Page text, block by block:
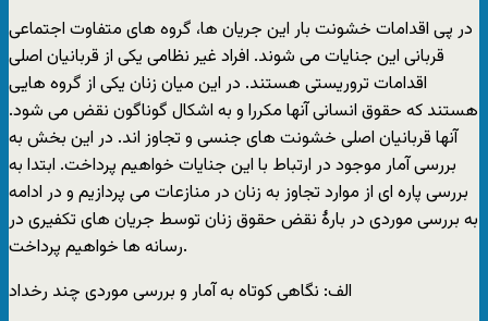
در پی اقدامات خشونت بار این جریان ها، گروه های متفاوت اجتماعی
قربانی این جنایات می شوند. افراد غیر نظامی یکی از قربانیان اصلی
اقدامات تروریستی هستند. در این میان زنان یکی از گروه هایی
هستند که حقوق انسانی آنها مکررا و به اشکال گوناگون نقض می شود.
آنها قربانیان اصلی خشونت های جنسی و تجاوز اند. در این بخش به
بررسی آمار موجود در ارتباط با این جنایات خواهیم پرداخت. ابتدا به
بررسی پاره ای از موارد تجاوز به زنان در منازعات می پردازیم و در ادامه
به بررسی موردی در بارۀ نقض حقوق زنان توسط جریان های تکفیری در
رسانه ها خواهیم پرداخت.
الف: نگاهی کوتاه به آمار و بررسی موردی چند رخداد